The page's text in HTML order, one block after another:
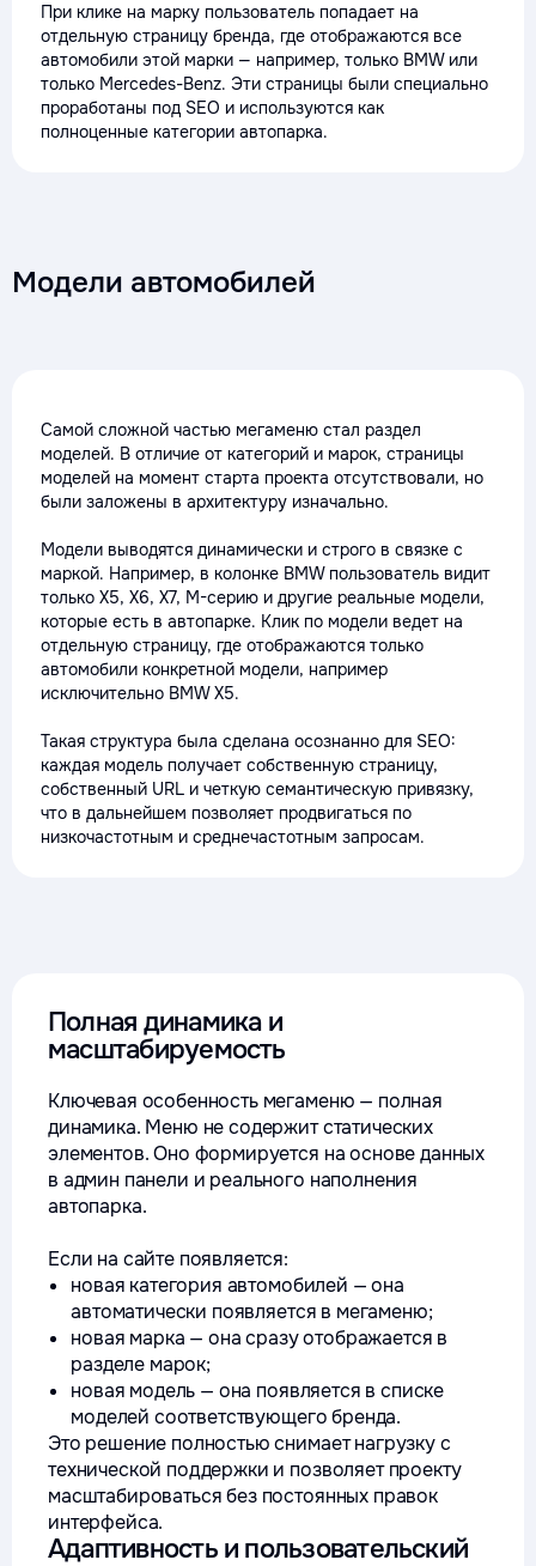
При клике на марку пользователь попадает на
отдельную страницу бренда, где отображаются все
автомобили этой марки — например, только BMW или
только Mercedes-Benz. Эти страницы были специально
проработаны под SEO и используются как
полноценные категории автопарка.
Модели автомобилей
Самой сложной частью мегаменю стал раздел
моделей. В отличие от категорий и марок, страницы
моделей на момент старта проекта отсутствовали, но
были заложены в архитектуру изначально.
Модели выводятся динамически и строго в связке с
маркой. Например, в колонке BMW пользователь видит
только X5, X6, X7, M-серию и другие реальные модели,
которые есть в автопарке. Клик по модели ведет на
отдельную страницу, где отображаются только
автомобили конкретной модели, например
исключительно BMW X5.
Такая структура была сделана осознанно для SEO:
каждая модель получает собственную страницу,
собственный URL и четкую семантическую привязку,
что в дальнейшем позволяет продвигаться по
низкочастотным и среднечастотным запросам.
Полная динамика и
масштабируемость
Ключевая особенность мегаменю — полная
динамика. Меню не содержит статических
элементов. Оно формируется на основе данных
в админ панели и реального наполнения
автопарка.
Если на сайте появляется:
новая категория автомобилей — она
автоматически появляется в мегаменю;
новая марка — она сразу отображается в
разделе марок;
новая модель — она появляется в списке
моделей соответствующего бренда.
Это решение полностью снимает нагрузку с
технической поддержки и позволяет проекту
масштабироваться без постоянных правок
интерфейса.
Адаптивность и пользовательский